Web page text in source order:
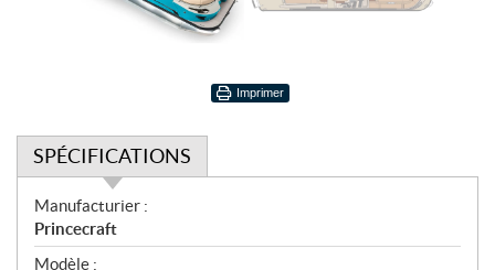
Imprimer
SPÉCIFICATIONS
S
p
é
Manufacturier :
Princecraft
Modèle :